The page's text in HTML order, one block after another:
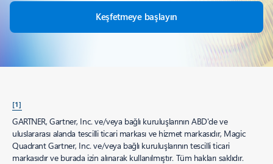
Keşfetmeye başlayın
[1]
GARTNER, Gartner, Inc. ve/veya bağlı kuruluşlarının ABD'de ve
uluslararası alanda tescilli ticari markası ve hizmet markasıdır, Magic
Quadrant Gartner, Inc. ve/veya bağlı kuruluşlarının tescilli ticari
markasıdır ve burada izin alınarak kullanılmıştır. Tüm hakları saklıdır.